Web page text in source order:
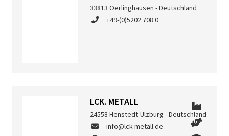
33813 Oerlinghausen - Deutschland
+49-(0)5202 708 0
LCK. METALL
24558 Henstedt-Ulzburg - Deutschland
info@lck-metall.de